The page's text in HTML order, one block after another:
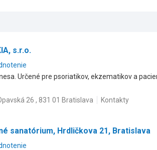
s.r.o.
Určené pre psoriatikov, ekzematikov a
26 , 831 01 Bratislava Kontakty
sanatórium, Hrdličkova 21, Bratislava